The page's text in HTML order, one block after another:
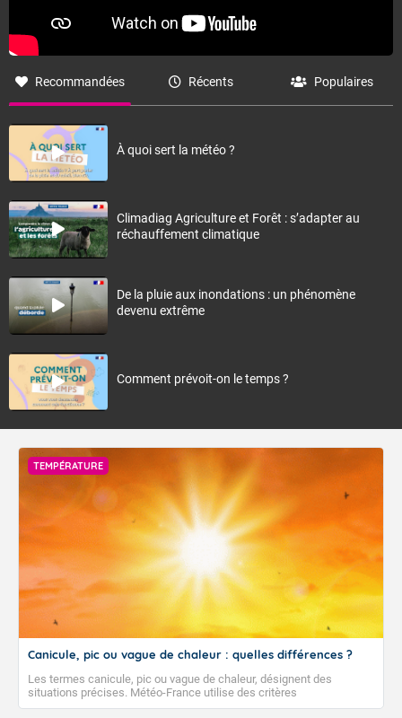
Recommandées Récents Populaires
À quoi sert la météo ?
Climadiag Agriculture et Forêt : s’adapter au
réchauffement climatique
De la pluie aux inondations : un phénomène
devenu extrême
Comment prévoit-on le temps ?
TEMPÉRATURE
Canicule, pic ou vague de chaleur : quelles différences ?
Les termes canicule, pic ou vague de chaleur, désignent des
situations précises. Météo-France utilise des critères
climatologiques pour évaluer et qualifier les épisodes de chaleur qui